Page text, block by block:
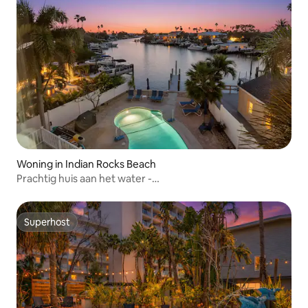
Woning in Indian Rocks Beach
Prachtig huis aan het water -
Superhost
Superhost